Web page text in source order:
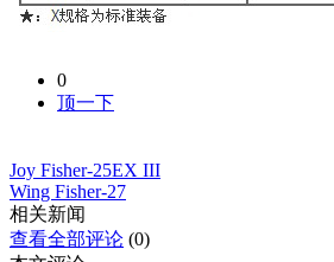
0
顶一下
Joy Fisher-25EX III
Wing Fisher-27
相关新闻
查看全部评论 (0)